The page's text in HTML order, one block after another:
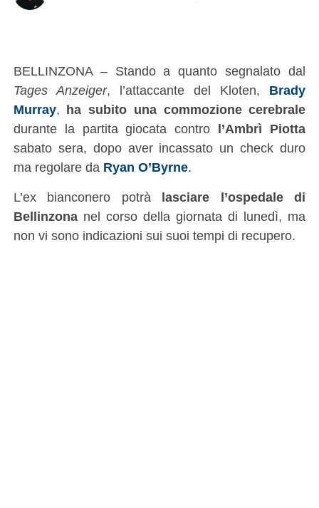
BELLINZONA – Stando a quanto segnalato dal
Tages Anzeiger, l’attaccante del Kloten, Brady
Murray, ha subito una commozione cerebrale
durante la partita giocata contro l’Ambrì Piotta
sabato sera, dopo aver incassato un check duro
ma regolare da Ryan O’Byrne.
L’ex bianconero potrà lasciare l’ospedale di
Bellinzonanel corso della giornata di lunedì, ma
non vi sono indicazioni sui suoi tempi di recupero.